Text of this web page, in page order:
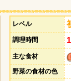
レベル
調理時間
主な食材
野菜の食材の色